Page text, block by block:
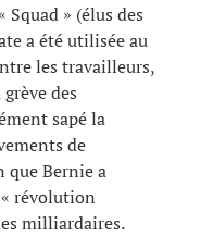
Squad » (élus des
a été utilisée au
les travailleurs,
des
sapé la
de
que Bernie a
« révolution
milliardaires.